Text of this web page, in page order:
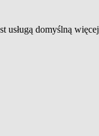
usługą domyślną więcej